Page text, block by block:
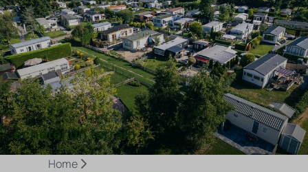
acheter un terrain
Home